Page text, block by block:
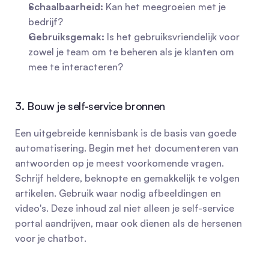
Schaalbaarheid: Kan het meegroeien met je
bedrijf?
Gebruiksgemak: Is het gebruiksvriendelijk voor
zowel je team om te beheren als je klanten om
mee te interacteren?
3. Bouw je self-service bronnen
Een uitgebreide kennisbank is de basis van goede
automatisering. Begin met het documenteren van
antwoorden op je meest voorkomende vragen.
Schrijf heldere, beknopte en gemakkelijk te volgen
artikelen. Gebruik waar nodig afbeeldingen en
video's. Deze inhoud zal niet alleen je self-service
portal aandrijven, maar ook dienen als de hersenen
voor je chatbot.